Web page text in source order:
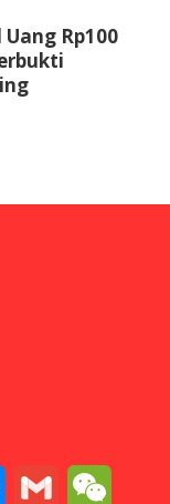
Rp100
Messenger
Gmail